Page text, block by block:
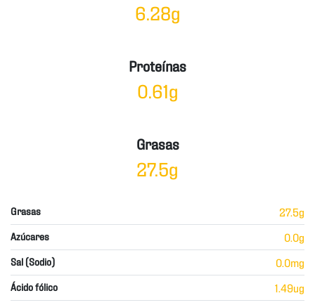
6.28g
Proteínas
0.61g
Grasas
27.5g
Grasas 27.5g
Azúcares 0.0g
Sal (Sodio) 0.0mg
Ácido fólico 1.49ug